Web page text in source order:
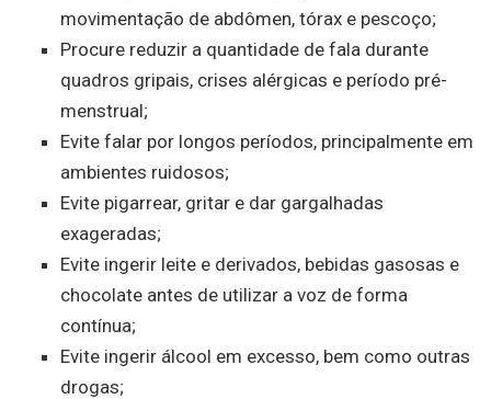
movimentação de abdômen, tórax e pescoço;
Procure reduzir a quantidade de fala durante
quadros gripais, crises alérgicas e período pré-
menstrual;
Evite falar por longos períodos, principalmente em
ambientes ruidosos;
Evite pigarrear, gritar e dar gargalhadas
exageradas;
Evite ingerir leite e derivados, bebidas gasosas e
chocolate antes de utilizar a voz de forma
contínua;
Evite ingerir álcool em excesso, bem como outras
drogas;